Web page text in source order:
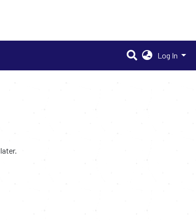
Log In